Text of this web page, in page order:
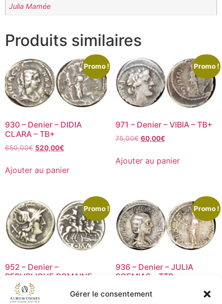
Gérer le consentement
Julia Mamée
Produits similaires
Promo !
930 – Denier – DIDIA
CLARA – TB+
650,00€ 520,00€
Ajouter au panier
Promo !
971 – Denier – VIBIA – TB+
75,00€ 60,00€
Ajouter au panier
Promo !
952 – Denier –
REPUBLIQUE ROMAINE –
TB+
125,00€ 100,00
Promo !
936 – Denier – JULIA
SOEMIAS – TTB
100,00 80,00